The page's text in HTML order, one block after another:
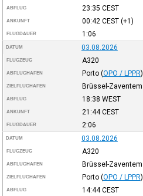
ABFLUG 23:35 CEST
ANKUNFT 00:42 CEST(+1)
FLUGDAUER 1:06
DATUM 03.08.2026
FLUGZEUG A320
ABFLUGHAFEN Porto (OPO / LPPR)
ZIELFLUGHAFEN Brüssel-Zaventem
ABFLUG 18:38 WEST
ANKUNFT 21:44CEST
FLUGDAUER 2:06
DATUM 03.08.2026
FLUGZEUG A320
ABFLUGHAFEN Brüssel-Zaventem
ZIELFLUGHAFEN Porto (OPO / LPPR)
ABFLUG 14:44CEST